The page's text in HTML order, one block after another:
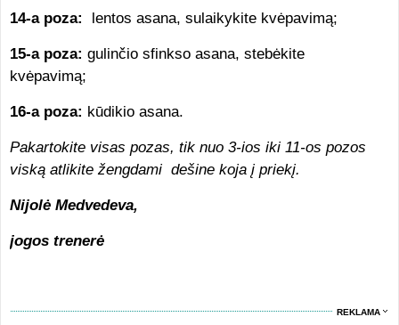
14-a poza: lentos asana, sulaikykite kvėpavimą;
15-a poza: gulinčio sfinkso asana, stebėkite
kvėpavimą;
16-a poza: kūdikio asana.
Pakartokite visas pozas, tik nuo 3-ios iki 11-os pozos
viską atlikite žengdami dešine koja į priekį.
Nijolė Medvedeva,
jogos trenerė
REKLAMA